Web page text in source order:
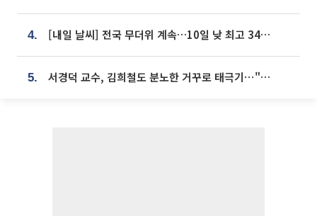
4. [내일 날씨] 전국 무더위 계속…10일 낮 최고 34도 육박
5. 서경덕 교수, 김희철도 분노한 거꾸로 태극기⋯"엉터리는 아냐, 아쉬울 뿐"